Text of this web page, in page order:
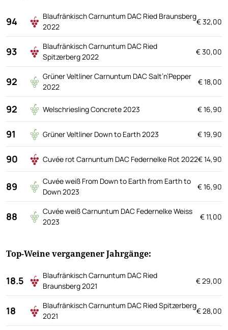
94
Blaufränkisch Carnuntum DAC Ried Braunsberg
2022
€ 32,00
93
Blaufränkisch Carnuntum DAC Ried
Spitzerberg 2022
€ 30,00
92
Grüner Veltliner Carnuntum DAC Salt’n’Pepper
2022
€ 18,00
92 Welschriesling Concrete 2023 € 16,90
91 Grüner Veltliner Down to Earth 2023 € 19,90
90 Cuvée rot Carnuntum DAC Federnelke Rot 2022€ 14,90
89
Cuvée weiß From Down to Earth from Earth to
Down 2023
€ 16,90
88
Cuvée weiß Carnuntum DAC Federnelke Weiss
2023
€ 11,00
Top-Weine vergangener Jahrgänge:
18.5
Blaufränkisch Carnuntum DAC Ried
Braunsberg 2021
€ 29,00
18
Blaufränkisch Carnuntum DAC Ried Spitzerberg
2021
€ 28,00